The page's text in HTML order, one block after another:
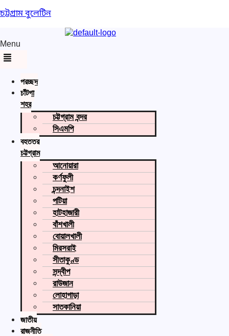
চট্টগ্রাম বুলেটিন
Menu
প্রচ্ছদ
চাঁটগা
শহর
চট্টগ্রাম বন্দর
সিএমপি
বৃহত্তর
চট্টগ্রাম
আনোয়ারা
কর্ণফুলী
চন্দনাইশ
পটিয়া
হাটহাজারী
বাঁশখালী
বোয়ালখালী
মিরসরাই
সীতাকুণ্ড
সন্দ্বীপ
রাউজান
লোহাগাড়া
সাতকানিয়া
জাতীয়
রাজনীতি